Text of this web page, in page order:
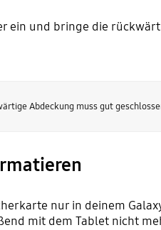
ein und bringe die
Abdeckung muss gut
nur in deinem
mit dem Tablet nicht